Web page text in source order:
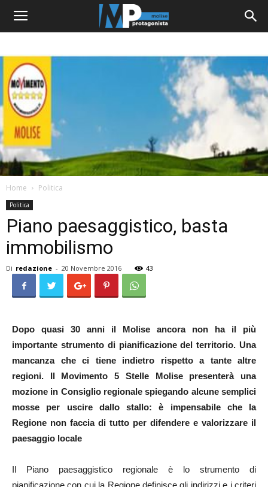
Home Politica
Politica
Piano paesaggistico, basta
immobilismo
Di redazione - 20 Novembre 2016 43
Dopo quasi 30 anni il Molise ancora non ha il più
importante strumento di pianificazione del territorio. Una
mancanza che ci tiene indietro rispetto a tante altre
regioni. Il Movimento 5 Stelle Molise presenterà una
mozione in Consiglio regionale spiegando alcune semplici
mosse per uscire dallo stallo: è impensabile che la
Regione non faccia di tutto per difendere e valorizzare il
paesaggio locale
Il Piano paesaggistico regionale è lo strumento di
pianificazione con cui la Regione definisce gli indirizzi e i criteri